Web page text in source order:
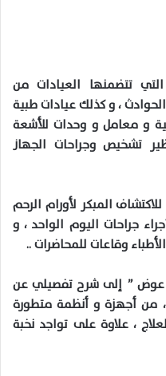
تتضمنها العيادات من
، و كذلك عيادات طبية
و معامل و وحدات للأشعة
تشخيص وجراحات الجهاز
المبكر لأورام الرحم
جراحات اليوم الواحد ، و
وقاعات للمحاضرات ..
عوض ” إلى شرح تفصيلي عن
، من أجهزة و أنظمة متطورة
، علاوة على تواجد نخبة